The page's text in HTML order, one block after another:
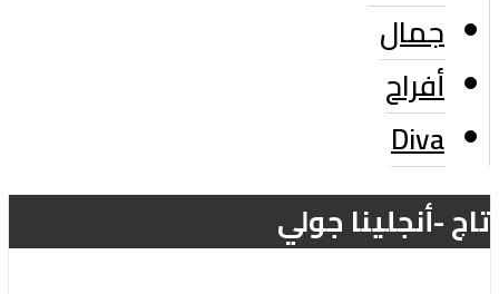
جمال
أفراح
Diva
تاج -أنجلينا جولي